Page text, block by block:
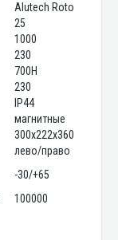
Alutech Roto
25
1000
230
700H
230
IP44
магнитные
300х222х360
лево/право
-30/+65
100000